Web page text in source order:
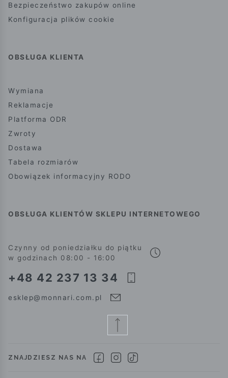
Bezpieczeństwo zakupów online
Konfiguracja plików cookie
OBSŁUGA KLIENTA
Wymiana
Reklamacje
Platforma ODR
Zwroty
Dostawa
Tabela rozmiarów
Obowiązek informacyjny RODO
OBSŁUGA KLIENTÓW SKLEPU INTERNETOWEGO
Czynny od poniedziałku do piątku
w godzinach 08:00 - 16:00
+48 42 237 13 34
esklep@monnari.com.pl
ZNAJDZIESZ NAS NA